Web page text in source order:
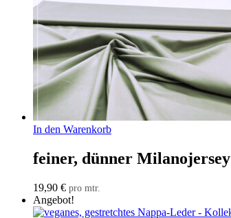
In den Warenkorb
feiner, dünner Milanojersey
19,90 € pro mtr.
Angebot!